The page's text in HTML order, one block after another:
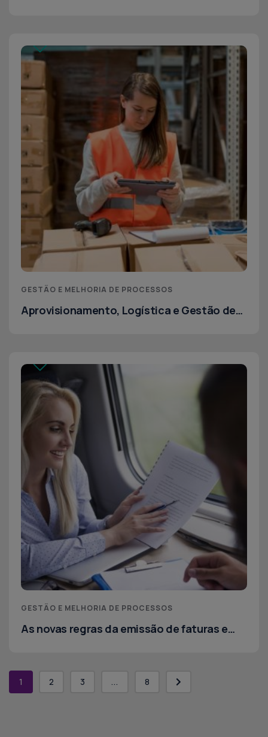
GESTÃO E MELHORIA DE PROCESSOS
Aprovisionamento, Logística e Gestão de
GESTÃO E MELHORIA DE PROCESSOS
As novas regras da emissão de faturas e
1 2 3 ... 8